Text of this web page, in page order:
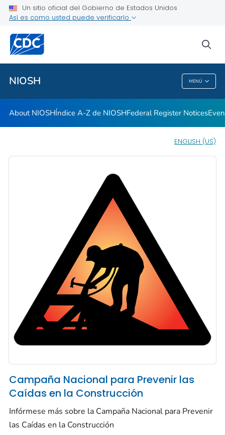
Un sitio oficial del Gobierno de Estados Unidos
Así es como usted puede verificarlo
NIOSH MENÚ
Careers
Training and Workforce Development
Peer Review Agenda
VER TODO
NIOSH
About NIOSHÍndice A-Z de NIOSHFederal Register Notices
ENGLISH (US)
Campaña Nacional para Prevenir las
Caídas en la Construcción
Infórmese más sobre la Campaña Nacional para Prevenir
las Caídas en la Construcción